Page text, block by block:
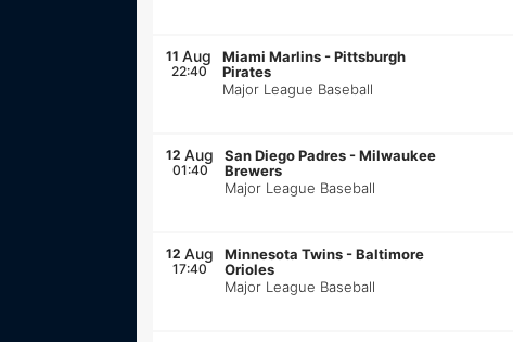
11 Aug
22:40
Miami Marlins -Pittsburgh
Pirates
Major League Baseball
12 Aug
01:40
San Diego Padres -Milwaukee
Brewers
Major League Baseball
12 Aug
17:40
Minnesota Twins -Baltimore
Orioles
Major League Baseball